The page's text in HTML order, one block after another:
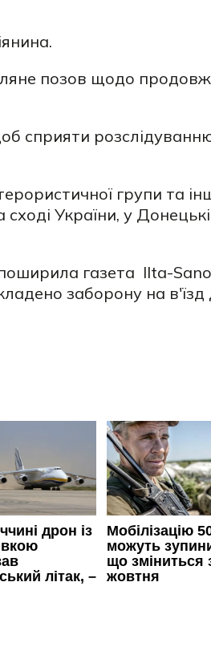
позов щодо
сприяти
групи та
сході України, у
газета Ilta-
заборону на в'їзд